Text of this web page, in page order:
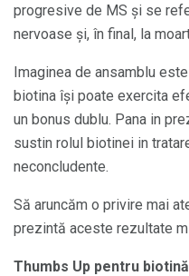
progresive de MS și se
nervoase și, în final, la
Imaginea de ansamblu
biotina își poate exercita
un bonus dublu. Pana in
sustin rolul biotinei in
neconcludente.
Să aruncăm o privire mai
prezintă aceste rezultate
Thumbs Up pentru biotină